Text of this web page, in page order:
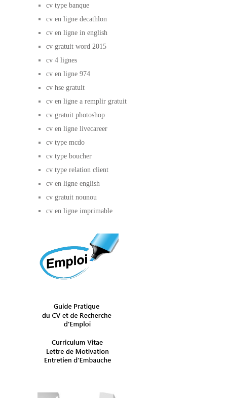
cv type banque
cv en ligne decathlon
cv en ligne in english
cv gratuit word 2015
cv 4 lignes
cv en ligne 974
cv hse gratuit
cv en ligne a remplir gratuit
cv gratuit photoshop
cv en ligne livecareer
cv type mcdo
cv type boucher
cv type relation client
cv en ligne english
cv gratuit nounou
cv en ligne imprimable